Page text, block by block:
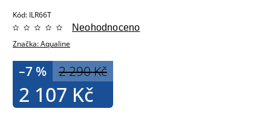
Kód: ILR66T
Značka:Aqualine
Neohodnoceno
2 290 Kč
–7 %
2 107 Kč